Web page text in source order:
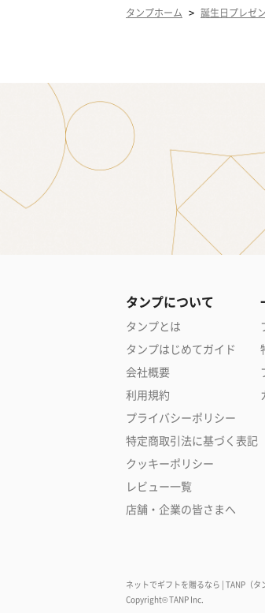
タンプホーム > 誕生日プレゼ
タンプについて
タンプとは
タンプはじめてガイド
会社概要
利用規約
プライバシーポリシー
特定商取引法に基づく表記
クッキーポリシー
レビュー一覧
店舗・企業の皆さまへ
ネットでギフトを贈るなら | TANP（タ
Copyright© TANP Inc.